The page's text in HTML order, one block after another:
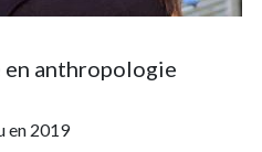
en anthropologie
en 2019